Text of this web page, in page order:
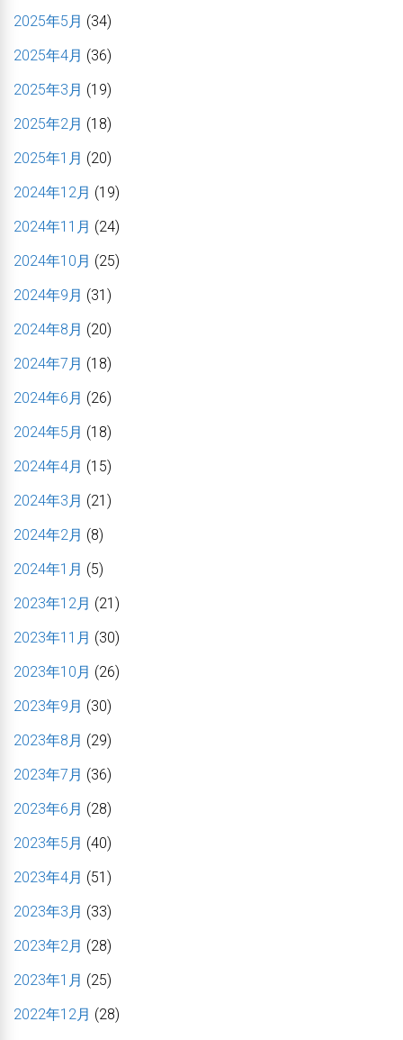
2025年5月 (34)
2025年4月 (36)
2025年3月 (19)
2025年2月 (18)
2025年1月 (20)
2024年12月 (19)
2024年11月 (24)
2024年10月 (25)
2024年9月 (31)
2024年8月 (20)
2024年7月 (18)
2024年6月 (26)
2024年5月 (18)
2024年4月 (15)
2024年3月 (21)
2024年2月 (8)
2024年1月 (5)
2023年12月 (21)
2023年11月 (30)
2023年10月 (26)
2023年9月 (30)
2023年8月 (29)
2023年7月 (36)
2023年6月 (28)
2023年5月 (40)
2023年4月 (51)
2023年3月 (33)
2023年2月 (28)
2023年1月 (25)
2022年12月 (28)